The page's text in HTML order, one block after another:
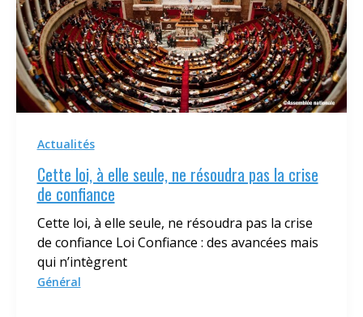
Actualités
Cette loi, à elle seule, ne résoudra pas la crise
de confiance
Cette loi, à elle seule, ne résoudra pas la crise
de confiance Loi Confiance : des avancées mais
qui n’intègrent
Général